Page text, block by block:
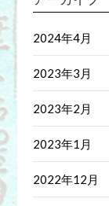
2024年4月
2023年3月
2023年2月
2023年1月
2022年12月